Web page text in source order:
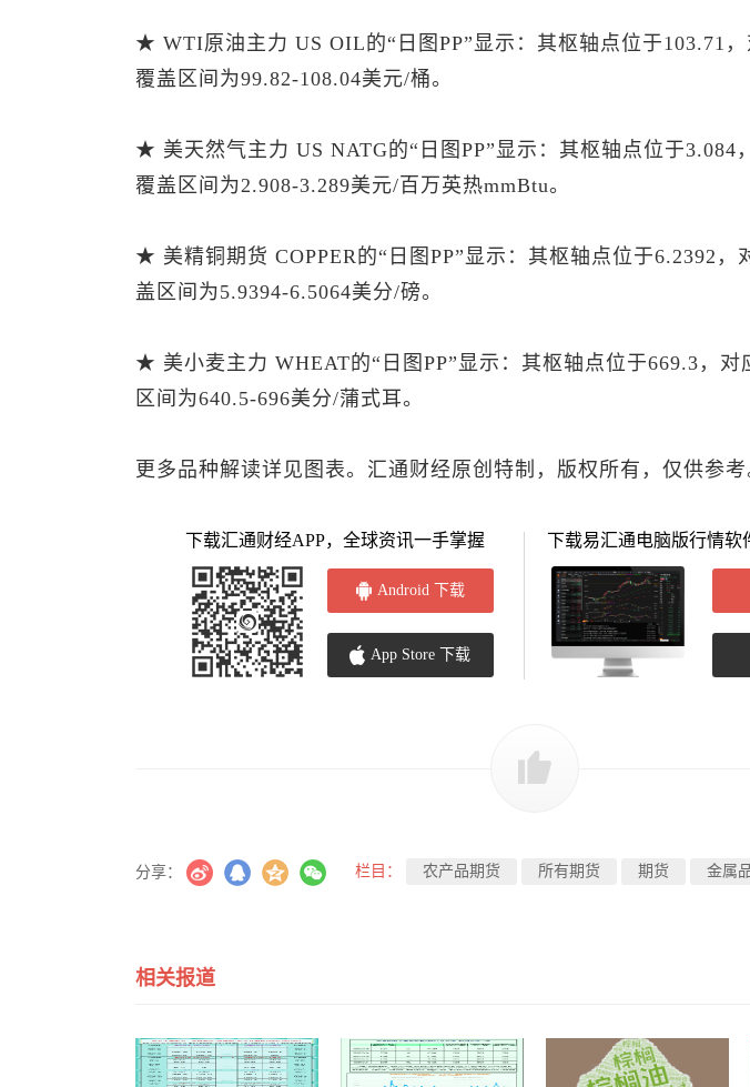
★ WTI原油主力 US OIL的“日图PP”显示：其枢轴点位于103.71
覆盖区间为99.82-108.04美元/桶。
★ 美天然气主力 US NATG的“日图PP”显示：其枢轴点位于3.084
覆盖区间为2.908-3.289美元/百万英热mmBtu。
★ 美精铜期货 COPPER的“日图PP”显示：其枢轴点位于6.2392，
盖区间为5.9394-6.5064美分/磅。
★ 美小麦主力 WHEAT的“日图PP”显示：其枢轴点位于669.3，对
区间为640.5-696美分/蒲式耳。
更多品种解读详见图表。汇通财经原创特制，版权所有，仅供参考
下载汇通财经APP，全球资讯一手掌握
Android 下载
App Store 下载
下载易汇通电脑版行情软
分享： 栏目： 农产品期货 所有期货 期货 金属
相关报道